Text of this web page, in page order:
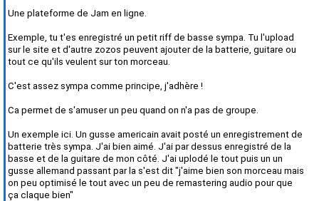
Une plateforme de Jam en ligne.
Exemple, tu t'es enregistré un petit riff de basse sympa. Tu l'upload
sur le site et d'autre zozos peuvent ajouter de la batterie, guitare ou
tout ce qu'ils veulent sur ton morceau.
C'est assez sympa comme principe, j'adhère !
Ca permet de s'amuser un peu quand on n'a pas de groupe.
Un exemple ici. Un gusse americain avait posté un enregistrement de
batterie très sympa. J'ai bien aimé. J'ai par dessus enregistré de la
basse et de la guitare de mon côté. J'ai uplodé le tout puis un un
gusse allemand passant par la s'est dit "j'aime bien son morceau mais
on peu optimisé le tout avec un peu de remastering audio pour que
ça claque bien"